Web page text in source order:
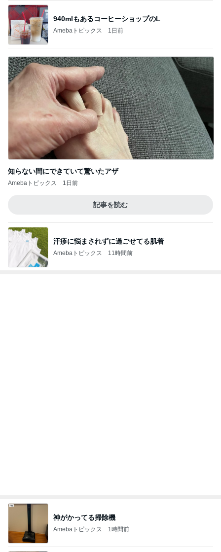
940mlもあるコーヒーショップのL
Amebaトピックス 1日前
知らない間にできていて驚いたアザ
Amebaトピックス 1日前
記事を読む
汗疹に悩まされずに過ごせてる肌着
Amebaトピックス 11時間前
神がかってる掃除機
Amebaトピックス 1時間前